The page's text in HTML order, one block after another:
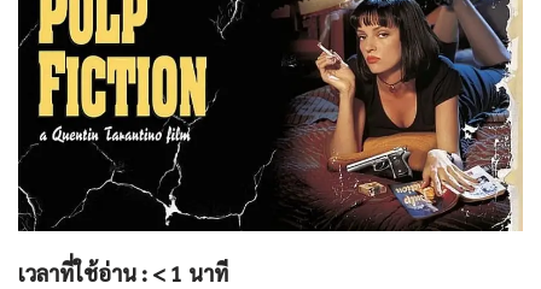
เวลาที่ใช้อ่าน : < 1 นาที